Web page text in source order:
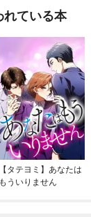
れている本
【タテヨミ】あなたは
もういりません